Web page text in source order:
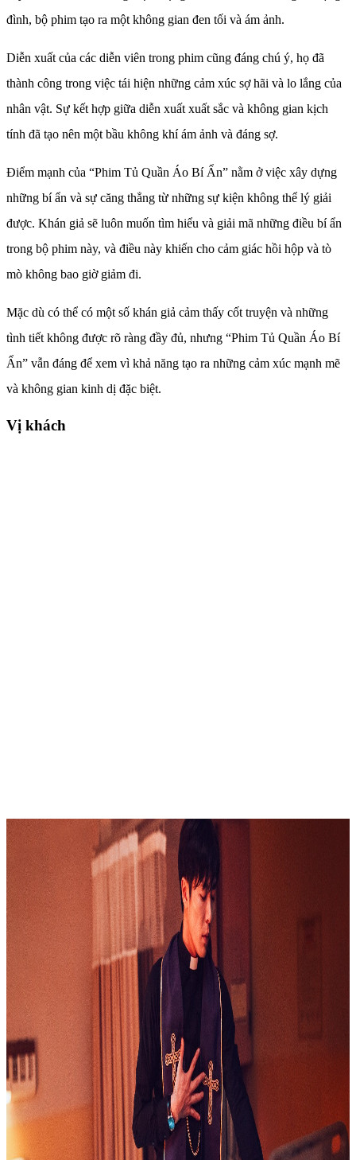
đình, bộ phim tạo ra một không gian đen tối và ám ảnh.
Diễn xuất của các diễn viên trong phim cũng đáng chú ý, họ đã
thành công trong việc tái hiện những cảm xúc sợ hãi và lo lắng của
nhân vật. Sự kết hợp giữa diễn xuất xuất sắc và không gian kịch
tính đã tạo nên một bầu không khí ám ảnh và đáng sợ.
Điểm mạnh của “Phim Tủ Quần Áo Bí Ẩn” nằm ở việc xây dựng
những bí ẩn và sự căng thẳng từ những sự kiện không thể lý giải
được. Khán giả sẽ luôn muốn tìm hiểu và giải mã những điều bí ẩn
trong bộ phim này, và điều này khiến cho cảm giác hồi hộp và tò
mò không bao giờ giảm đi.
Mặc dù có thể có một số khán giả cảm thấy cốt truyện và những
tình tiết không được rõ ràng đầy đủ, nhưng “Phim Tủ Quần Áo Bí
Ẩn” vẫn đáng để xem vì khả năng tạo ra những cảm xúc mạnh mẽ
và không gian kinh dị đặc biệt.
Vị khách